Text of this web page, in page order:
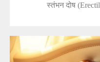
स्तंभन दोष